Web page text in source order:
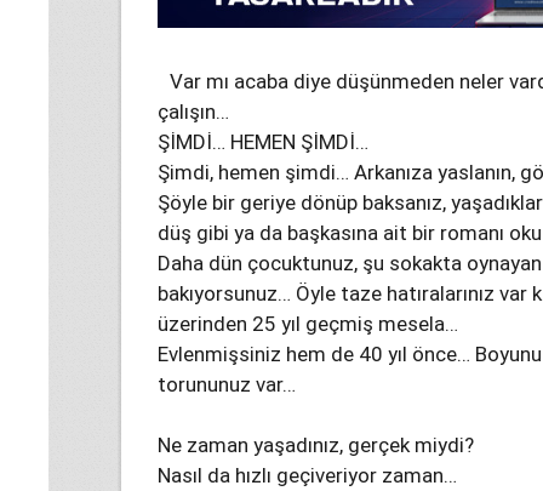
Var mı acaba diye düşünmeden neler
çalışın…
ŞİMDİ… HEMEN ŞİMDİ…
Şimdi, hemen şimdi… Arkanıza yaslanın,
Şöyle bir geriye dönüp baksanız,
düş gibi ya da başkasına ait bir romanı
Daha dün çocuktunuz, şu sokakta
bakıyorsunuz… Öyle taze hatıralarınız var
üzerinden 25 yıl geçmiş mesela…
Evlenmişsiniz hem de 40 yıl önce…
torununuz var…
Ne zaman yaşadınız, gerçek miydi?
Nasıl da hızlı geçiveriyor zaman…